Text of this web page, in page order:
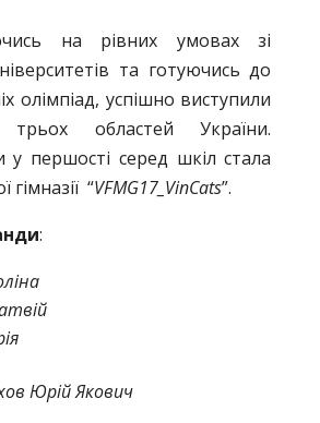
на рівних умовах зі
та готуючись до
олімпіад, успішно виступили
областей України.
першості серед шкіл стала
“VFMG17_VinCats”.
:
Юрій Якович